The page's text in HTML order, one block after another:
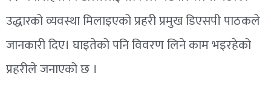
उद्धारको व्यवस्था मिलाइएको प्रहरी प्रमुखडिएसपीपाठकले
जानकारी दिए। घाइतेको पनि विवरण लिने काम भइरहेको
प्रहरीले जनाएको छ ।